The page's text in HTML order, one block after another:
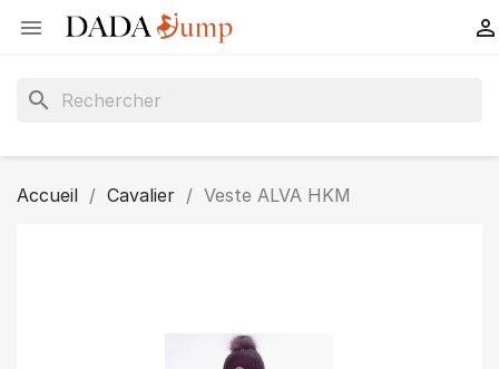
 
search
Accueil Cavalier Veste ALVA HKM